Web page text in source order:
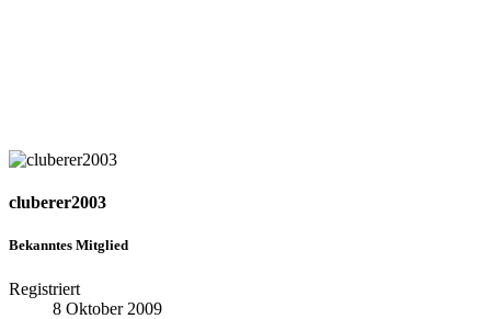
cluberer2003
Bekanntes Mitglied
Registriert
8 Oktober 2009